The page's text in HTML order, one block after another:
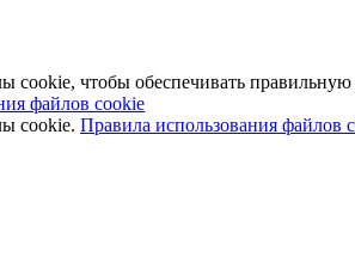
чтобы обеспечивать правильную
файлов cookie
cookie. Правила использования файлов